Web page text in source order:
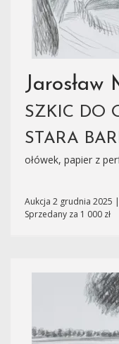
Jarosław
SZKIC DO
STARA
ołówek, papier z
Aukcja 2 grudnia 2025
Sprzedany za 1 000 zł